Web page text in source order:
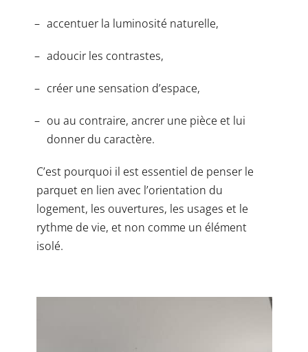
accentuer la luminosité naturelle,
adoucir les contrastes,
créer une sensation d’espace,
ou au contraire, ancrer une pièce et lui
donner du caractère.
C’est pourquoi il est essentiel de penser le
parquet en lien avec l’orientation du
logement, les ouvertures, les usages et le
rythme de vie, et non comme un élément
isolé.